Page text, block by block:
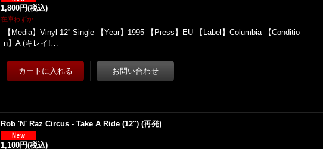
1,800円(税込)
在庫わずか
【Media】Vinyl 12'' Single 【Year】1995 【Press】EU 【Label】Columbia 【Conditio
n】A (キレイ!…
Rob 'N' Raz Circus - Take A Ride (12'') (再発)
1,100円(税込)